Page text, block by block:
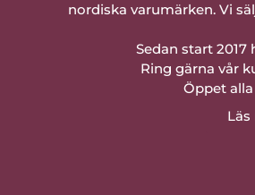
nordiska varumärken. Vi
Sedan start 2017
Ring gärna vår
Öppet alla